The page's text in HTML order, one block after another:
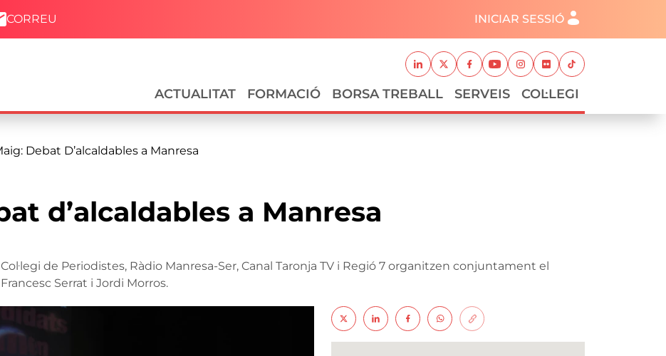
CORREU Menú del compte d'usuari
INICIAR SESSIÓ
Xarxes socials
LinkedinTwitterFacebook
YoutubeInstagram
FlickrTikTok
Navegació principal
ACTUALITAT FORMACIÓ BORSA TREBALL SERVEIS COL·LEGI
Debat D’alcaldables a Manresa
d’alcaldables a Manresa
de Periodistes, Ràdio Manresa-Ser, Canal Taronja TV i Regió 7 organitzen conjuntament el
Serrat i Jordi Morros.